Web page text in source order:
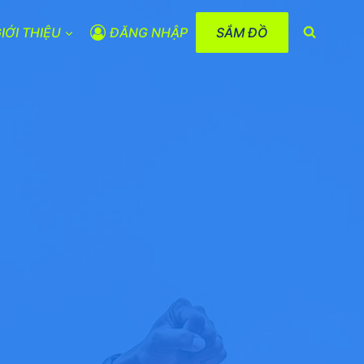
THIỆU ĐĂNG NHẬP SẮM ĐỒ